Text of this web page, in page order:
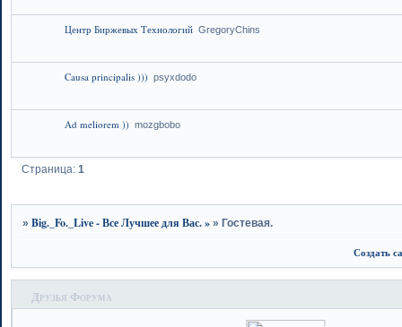
Центр Биржевых Технологий GregoryChins
Causa principalis ))) psyxdodo
Ad meliorem )) mozgbobo
Страница:1
»Big._Fo._Live - Все Лучшее для Вас. » » Гостевая.
Создать
Друзья Форума